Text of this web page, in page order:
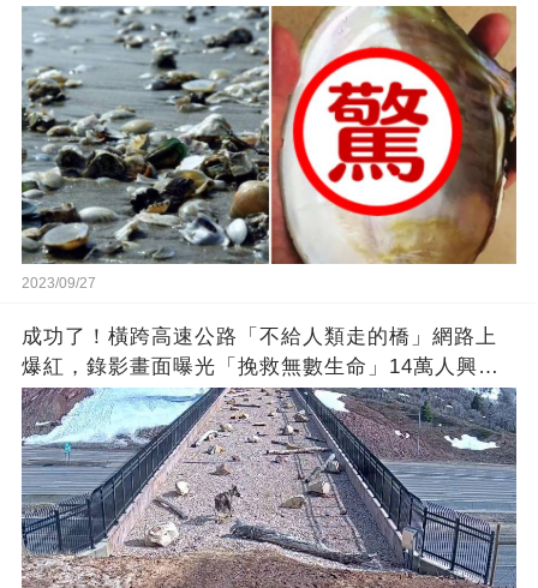
2023/09/27
成功了！橫跨高速公路「不給人類走的橋」網路上
爆紅，錄影畫面曝光「挽救無數生命」14萬人興奮
歡呼